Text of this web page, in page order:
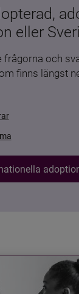
eller
och
finns längst